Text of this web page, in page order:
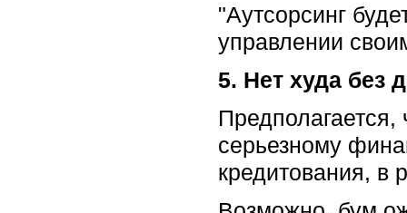
"Аутсорсинг
управлении
5. Нет худа без
Предполагается,
серьезному
кредитования, в